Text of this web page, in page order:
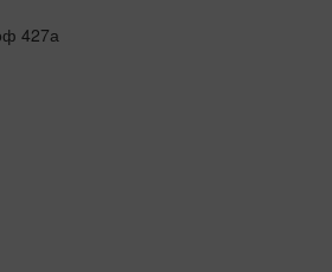
427а